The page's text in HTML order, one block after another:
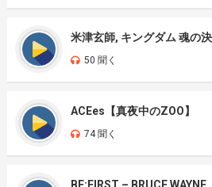
米津玄師, キングダム 魂の
50 聞く
ACEes【真夜中のZOO】
74 聞く